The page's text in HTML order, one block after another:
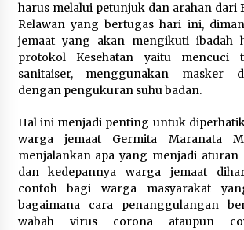
Festival Lembah
Ekonomi Masyarakat
Pegunungan
8 Agustus 2026
Bakteri Yogurt,
untuk Kesehatan
8 Agustus 2026
harus melalui petunjuk dan arahan dari
Relawan yang bertugas hari ini,
jemaat yang akan mengikuti ibadah
protokol Kesehatan yaitu mencuci
sanitaiser, menggunakan masker
dengan pengukuran suhu badan.
Hal ini menjadi penting untuk
warga jemaat Germita Maranata
menjalankan apa yang menjadi
dan kedepannya warga jemaat
contoh bagi warga masyarakat
bagaimana cara penanggulangan
wabah virus corona ataupun